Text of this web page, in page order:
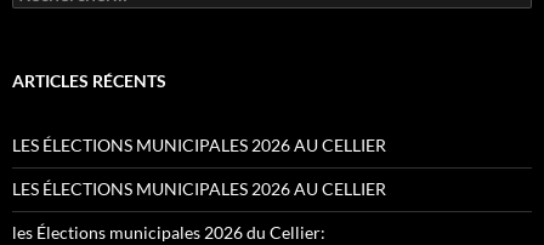
ARTICLES RÉCENTS
LES ÉLECTIONS MUNICIPALES 2026 AU CELLIER
LES ÉLECTIONS MUNICIPALES 2026 AU CELLIER
les Élections municipales 2026 du Cellier: